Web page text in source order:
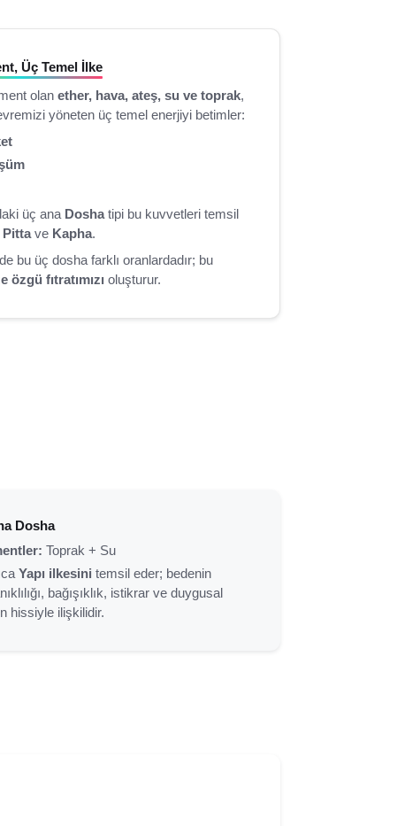
Üç Temel İlke
olan ether, hava, ateş, su ve toprak,
yöneten üç temel enerjiyi betimler:
üç ana Doshatipi bu kuvvetleri temsil
Pittave Kapha.
bu üç dosha farklı oranlardadır; bu
özgü fıtratımızı oluşturur.
Dosha
Toprak + Su
Yapı ilkesini temsil eder; bedenin
bağışıklık, istikrar ve duygusal
hissiyle ilişkilidir.